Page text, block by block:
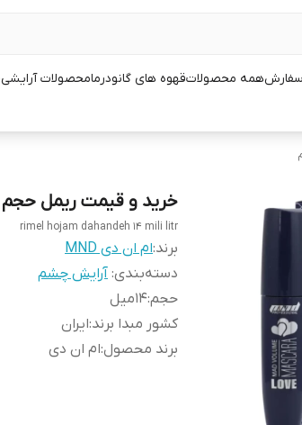
همه محصولاتقهوه های گانودرمامحصولات آرایشی
خرید و قیمت ریمل حجم دهنده 14 میلی
rimel hojam dahandeh 14 mili litr
برند:ام ان دی MND
دسته‌بندی: آرایش چشم
حجم:14میل
کشور مبدا برند:ایران
برند محصول:ام ان دی